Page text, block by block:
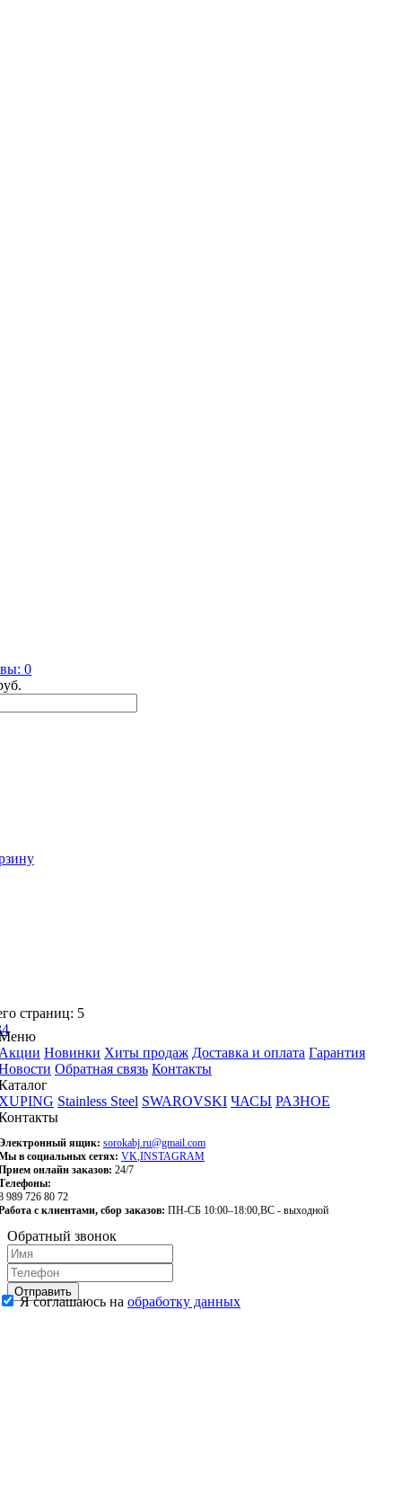
0
страниц: 5
4
Новинки Хиты продаж Доставка и оплата Гарантия
Обратная связь Контакты
Stainless Steel SWAROVSKI ЧАСЫ РАЗНОЕ
ящик: sorokabj.ru@gmail.com
в социальных сетях: VK,INSTAGRAM
онлайн заказов: 24/7
989 726 80 72
с клиентами, сбор заказов: ПН-СБ 10:00–18:00,ВС - выходной
Обратный звонок
Отправить
Я соглашаюсь на обработку данных